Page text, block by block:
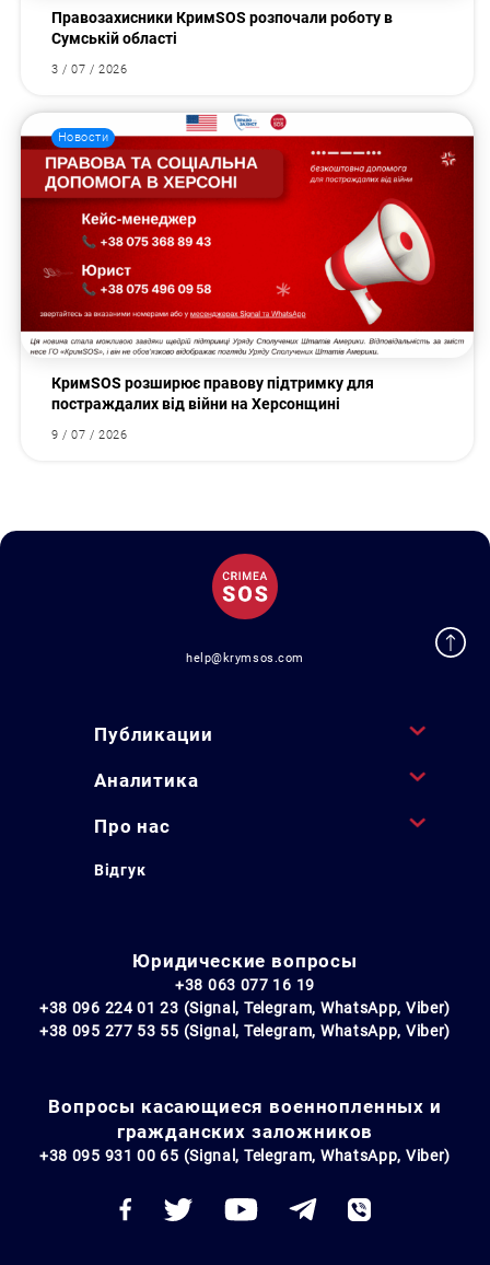
Правозахисники КримSOS розпочали роботу в
Сумській області
3 / 07 / 2026
Новости
КримSOS розширює правову підтримку для
постраждалих від війни на Херсонщині
9 / 07 / 2026
help@krymsos.com
Публикации
Аналитика
Про нас
Відгук
Юридические вопросы
+38 063 077 16 19
+38 096 224 01 23 (Signal, Telegram, WhatsApp, Viber)
+38 095 277 53 55 (Signal, Telegram, WhatsApp, Viber)
Вопросы касающиеся военнопленных и
гражданских заложников
+38 095 931 00 65 (Signal, Telegram, WhatsApp, Viber)